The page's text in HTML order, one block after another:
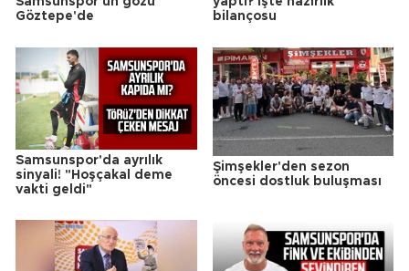
Göztepe'de
bilançosu
Samsunspor'da ayrılık
sinyali! "Hoşçakal deme
vakti geldi"
Şimşekler'den sezon
öncesi dostluk buluşması